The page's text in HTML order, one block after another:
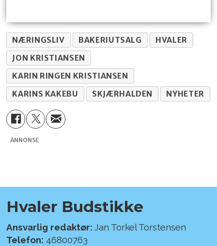
NÆRINGSLIV BAKERIUTSALG
HVALER
JON KRISTIANSEN
KARIN RINGEN KRISTIANSEN
KARINS KAKEBU
SKJÆRHALDEN NYHETER
ANNONSE
Hvaler Budstikke
Ansvarlig redaktør: Jan Torkel Torstensen
Telefon: 46800763